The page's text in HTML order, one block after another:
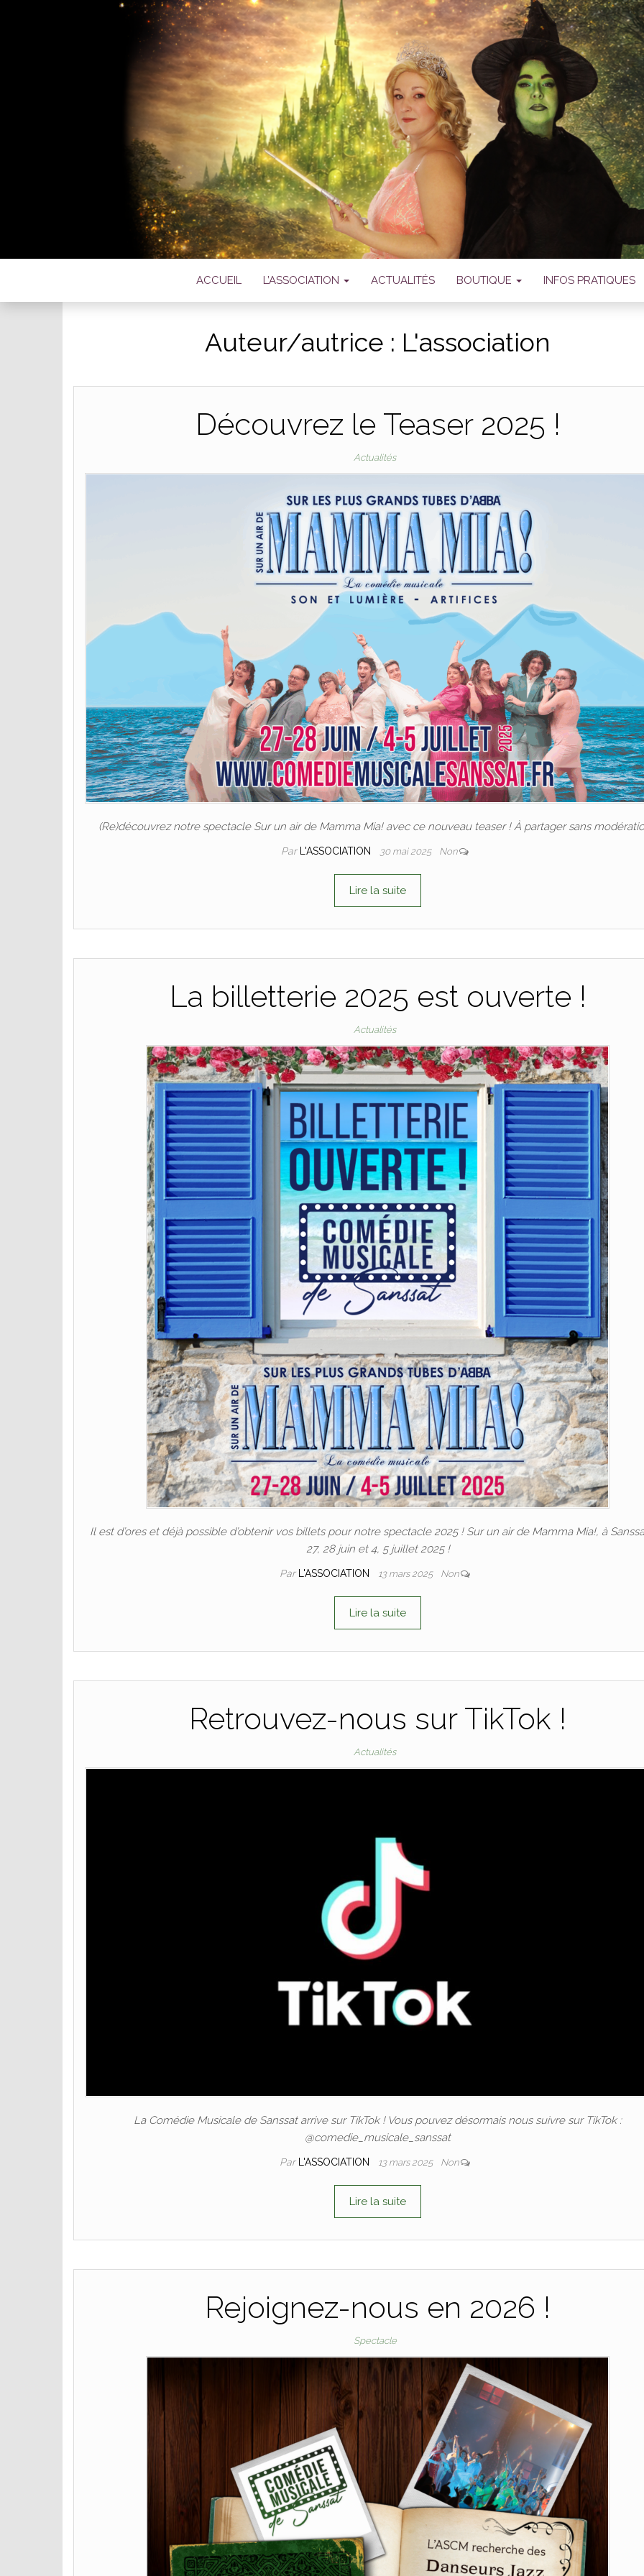
L'ASSOCIATION
COMÉDIE
ACCUEIL L’ASSOCIATION ACTUALITÉS BOUTIQUE INFOS PRATIQUES
Auteur/autrice : L'association
Découvrez le Teaser 2025 !
Actualités
(Re)découvrez notre spectacle Sur un air de Mamma Mia! avec ce nouveau teaser ! À partager sans
Par L'ASSOCIATION 30 mai 2025 Non
Lire la suite
La billetterie 2025 est ouverte !
Actualités
Il est d’ores et déjà possible d’obtenir vos billets pour notre spectacle 2025 ! Sur un air de Mamma Mia!, à
27, 28 juin et 4, 5 juillet 2025 !
Par L'ASSOCIATION 13 mars 2025 Non
Lire la suite
Retrouvez-nous sur TikTok !
Actualités
La Comédie Musicale de Sanssat arrive sur TikTok ! Vous pouvez désormais nous suivre sur TikTok :
@comedie_musicale_sanssat
Par L'ASSOCIATION 13 mars 2025 Non
Lire la suite
Rejoignez-nous en 2026 !
Spectacle